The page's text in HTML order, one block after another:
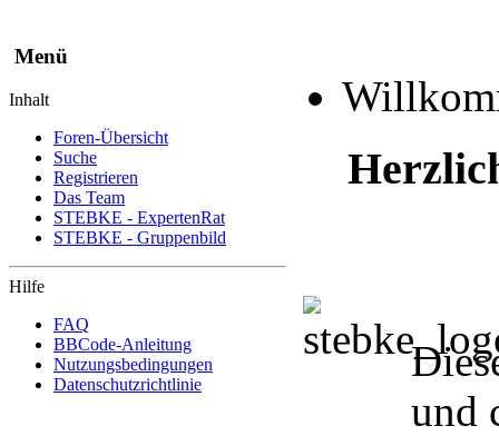
Menü
Inhalt
Foren-Übersicht
Suche
Registrieren
Das Team
STEBKE - ExpertenRat
STEBKE - Gruppenbild
Hilfe
FAQ
BBCode-Anleitung
Nutzungsbedingungen
Datenschutzrichtlinie
und